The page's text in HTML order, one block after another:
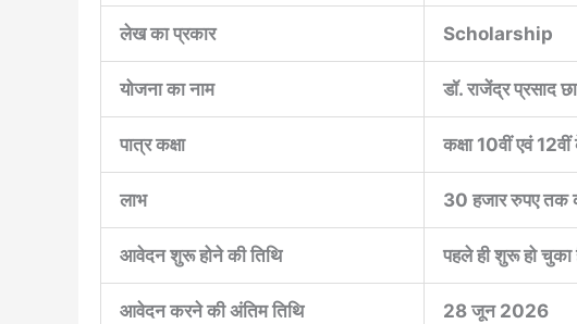
लेख का प्रकार Scholarship
योजना का नाम डॉ. राजेंद्र प्रसाद
पात्र कक्षा कक्षा 10वीं एवं
लाभ 30 हजार रुपए तक
आवेदन शुरू होने की तिथि पहले ही शुरू हो चुका
आवेदन करने की अंतिम तिथि 28 जून 2026